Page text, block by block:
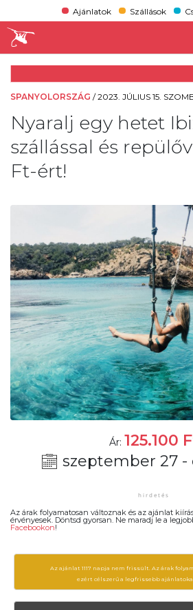
Ajánlatok Szállások
SPANYOLORSZÁG /2023. JÚLIUS 15.
Nyaralj egy hetet
szállással és
Ft-ért!
Ár: 125.100
szeptember 27
Az árak folyamatosan változnak és az ajánlat
érvényesek. Döntsd gyorsan. Ne maradj le a
Facebookon!
Az ajánlat 1117 napja nem frissült. Az árak
ezért célszerű a legfrissebb